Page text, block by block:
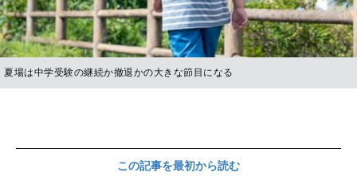
夏場は中学受験の継続か撤退かの大きな節目になる
この記事を最初から読む